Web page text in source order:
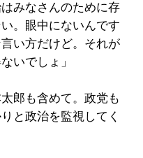
みなさんのために存
。眼中にないんです
い方だけど。それが
いでしょ」
郎も含めて。政党も
と政治を監視してく